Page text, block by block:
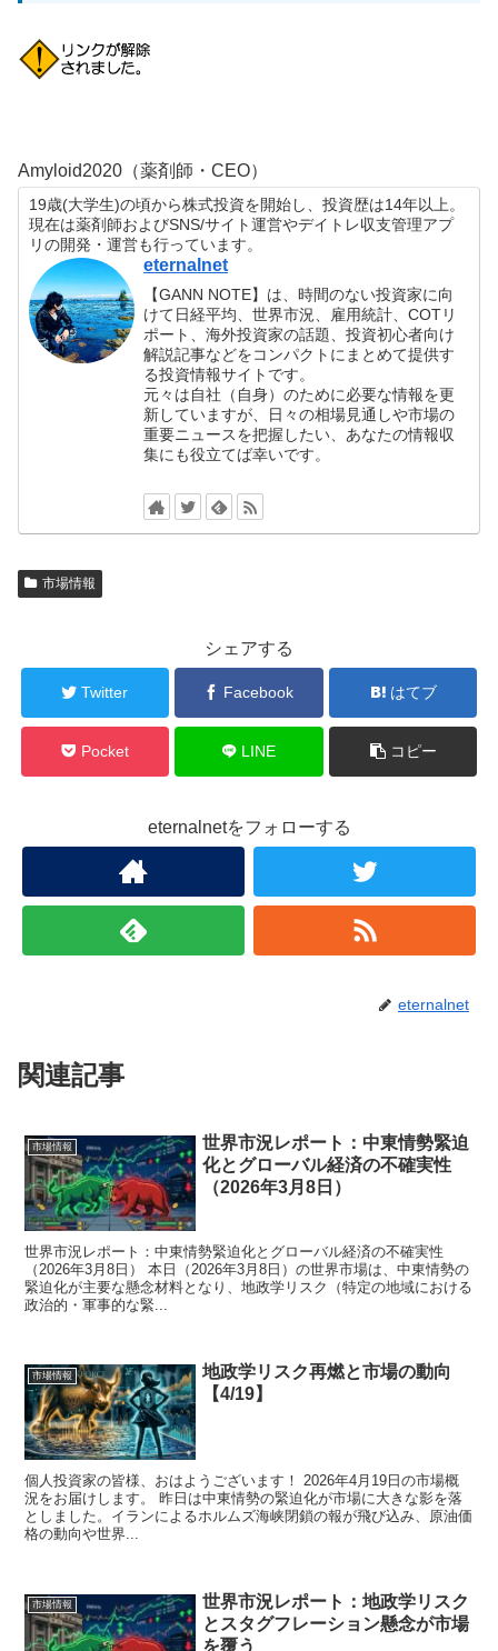
Amyloid2020（薬剤師・CEO）
19歳(大学生)の頃から株式投資を開始し、投資歴は14年以上。
現在は薬剤師およびSNS/サイト運営やデイトレ収支管理アプ
リの開発・運営も行っています。
eternalnet
【GANN NOTE】は、時間のない投資家に向
けて日経平均、世界市況、雇用統計、COTリ
ポート、海外投資家の話題、投資初心者向け
解説記事などをコンパクトにまとめて提供す
る投資情報サイトです。
元々は自社（自身）のために必要な情報を更
新していますが、日々の相場見通しや市場の
重要ニュースを把握したい、あなたの情報収
集にも役立てば幸いです。
市場情報
シェアする
Twitter Facebook はてブ
Pocket LINE コピー
eternalnetをフォローする
eternalnet
関連記事
市場情報
世界市況レポート：中東情勢緊迫
化とグローバル経済の不確実性
（2026年3月8日）
世界市況レポート：中東情勢緊迫化とグローバル経済の不確実性
（2026年3月8日） 本日（2026年3月8日）の世界市場は、中東情勢の
緊迫化が主要な懸念材料となり、地政学リスク（特定の地域における
政治的・軍事的な緊...
市場情報
地政学リスク再燃と市場の動向
【4/19】
個人投資家の皆様、おはようございます！ 2026年4月19日の市場概
況をお届けします。 昨日は中東情勢の緊迫化が市場に大きな影を落
としました。イランによるホルムズ海峡閉鎖の報が飛び込み、原油価
格の動向や世界...
市場情報
世界市況レポート：地政学リスク
とスタグフレーション懸念が市場
を覆う